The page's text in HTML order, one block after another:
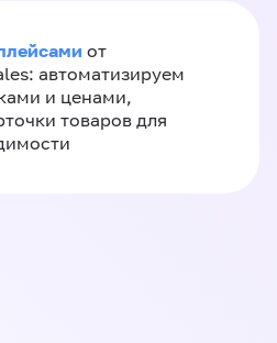
от
автоматизируем
и ценами,
товаров для